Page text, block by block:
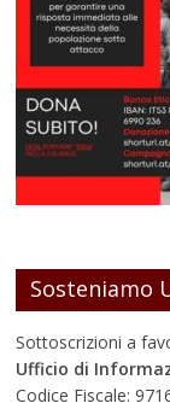
Sosteniamo
Sottoscrizioni a
Ufficio di
Codice Fiscale: